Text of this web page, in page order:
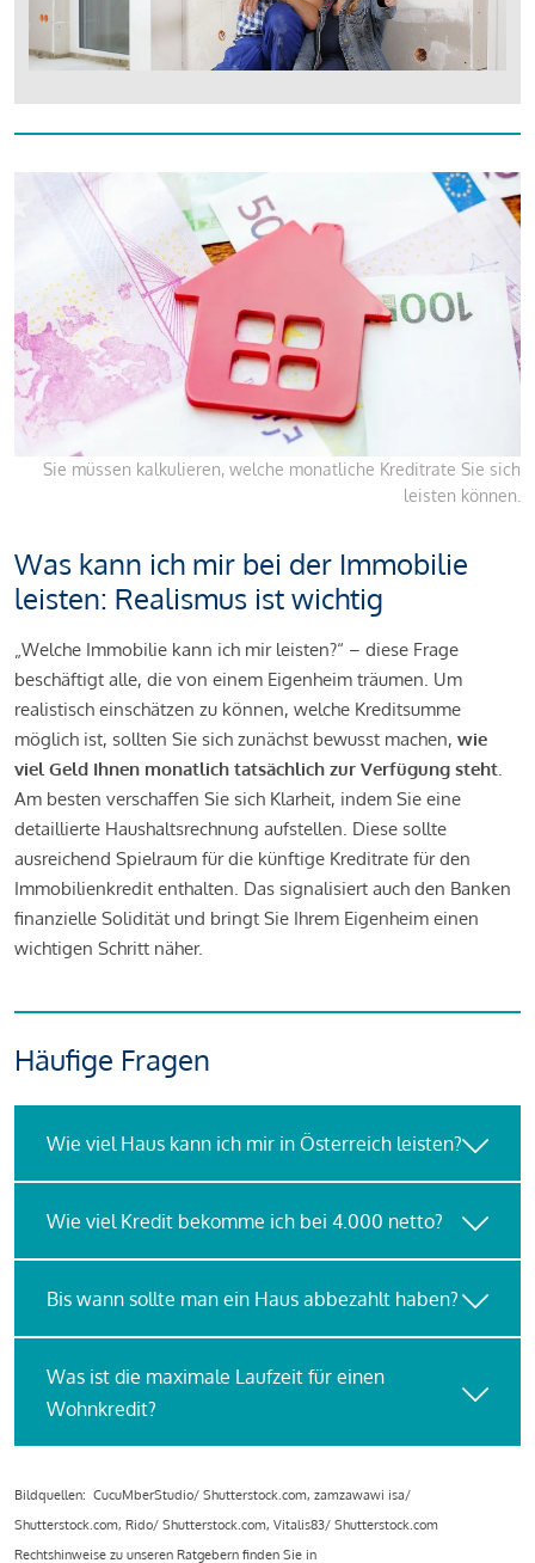
Sie müssen kalkulieren, welche monatliche Kreditrate Sie sich
leisten können.
Was kann ich mir bei der Immobilie
leisten: Realismus ist wichtig
„Welche Immobilie kann ich mir leisten?“ – diese Frage
beschäftigt alle, die von einem Eigenheim träumen. Um
realistisch einschätzen zu können, welche Kreditsumme
möglich ist, sollten Sie sich zunächst bewusst machen, wie
viel Geld Ihnen monatlich tatsächlich zur Verfügung steht.
Am besten verschaffen Sie sich Klarheit, indem Sie eine
detaillierte Haushaltsrechnung aufstellen. Diese sollte
ausreichend Spielraum für die künftige Kreditrate für den
Immobilienkredit enthalten. Das signalisiert auch den Banken
finanzielle Solidität und bringt Sie Ihrem Eigenheim einen
wichtigen Schritt näher.
Häufige Fragen
Wie viel Haus kann ich mir in Österreich leisten?
Wie viel Kredit bekomme ich bei 4.000 netto?
Bis wann sollte man ein Haus abbezahlt haben?
Was ist die maximale Laufzeit für einen
Wohnkredit?
Bildquellen: CucuMberStudio/ Shutterstock.com, zamzawawi isa/
Shutterstock.com, Rido/ Shutterstock.com, Vitalis83/ Shutterstock.com
Rechtshinweise zu unseren Ratgebern finden Sie in